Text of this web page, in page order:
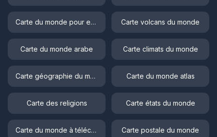
Carte du monde pour enfant Carte volcans du monde
Carte du monde arabe Carte climats du monde
Carte géographie du monde Carte du monde atlas
Carte des religions Carte états du monde
Carte du monde à télécharger Carte postale du monde